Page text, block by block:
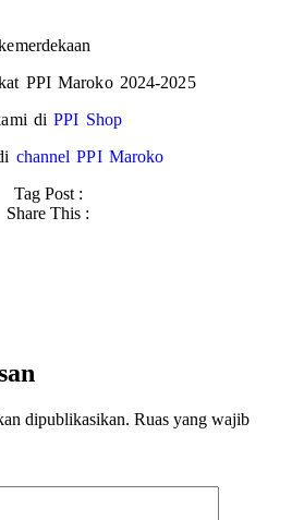
PPI Maroko 2024-2025
diPPI Shop
channel PPI Maroko
Tag Post :
Share This :
dipublikasikan. Ruas yang wajib